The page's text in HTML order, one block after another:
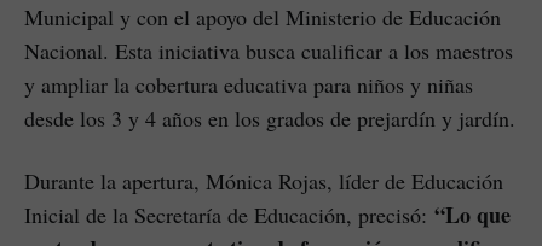
Municipal y con el apoyo del Ministerio de Educación
Nacional. Esta iniciativa busca cualificar a los maestros
y ampliar la cobertura educativa para niños y niñas
desde los 3 y 4 años en los grados de prejardín y jardín.
Durante la apertura, Mónica Rojas, líder de Educación
Inicial de la Secretaría de Educación, precisó: “Lo que